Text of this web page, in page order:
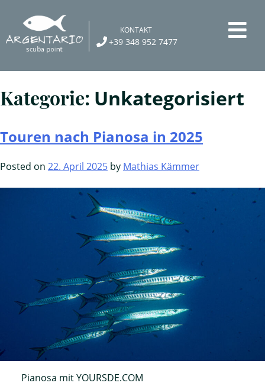
content
KONTAKT
+39 348 952 7477
Kategorie: Unkategorisiert
Touren nach Pianosa in 2025
Posted on 22. April 2025 by Mathias Kämmer
Pianosa mit YOURSDE.COM